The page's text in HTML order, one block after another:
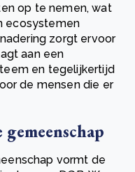
op te nemen, wat
ecosystemen
zorgt ervoor
​​aan een
en tegelijkertijd
de mensen die er
vormt de